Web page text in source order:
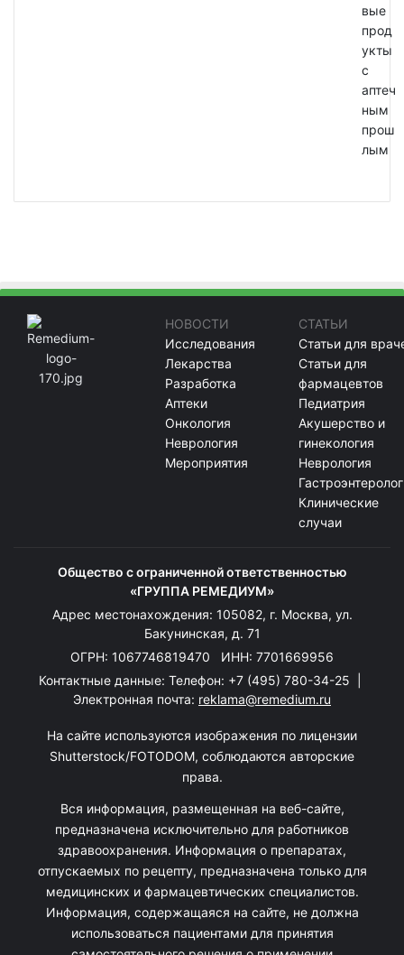
вые
прод
укты
с
аптеч
ным
прош
лым
НОВОСТИ
Исследования
Лекарства
Разработка
Аптеки
Онкология
Неврология
Мероприятия
СТАТЬИ
Статьи для
Статьи для
фармацевтов
Педиатрия
Акушерство и
гинекология
Неврология
Клинические
случаи
Общество с ограниченной ответственностью
«ГРУППА РЕМЕДИУМ»
Адрес местонахождения: 105082, г. Москва, ул.
Бакунинская, д. 71
ОГРН: 1067746819470 ИНН: 7701669956
Контактные данные: Телефон: +7 (495) 780-34-25
Электронная почта: reklama@remedium.ru
На сайте используются изображения по лицензии
Shutterstock/FOTODOM, соблюдаются авторские
права.
Вся информация, размещенная на веб-сайте,
предназначена исключительно для работников
здравоохранения. Информация о препаратах,
отпускаемых по рецепту, предназначена только для
медицинских и фармацевтических специалистов.
Информация, содержащаяся на сайте, не должна
использоваться пациентами для принятия